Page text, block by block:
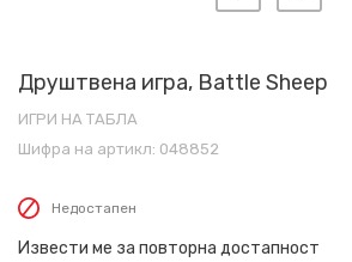
Друштвена игра, Battle Sheep
ИГРИ НА ТАБЛА
Шифра на артикл: 048852
Недостапен
Извести ме за повторна достапност